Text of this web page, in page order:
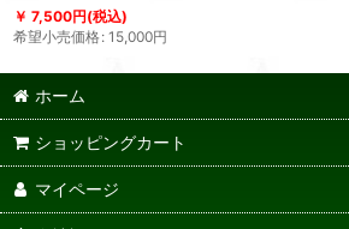
7,500円(税込)
希望小売価格: 15,000円
ホーム
ショッピングカート
マイページ